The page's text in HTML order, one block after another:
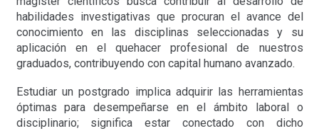
habilidades investigativas que procuran el avance del
conocimiento en las disciplinas seleccionadas y su
aplicación en el quehacer profesional de nuestros
graduados, contribuyendo con capital humano avanzado.
Estudiar un postgrado implica adquirir las herramientas
óptimas para desempeñarse en el ámbito laboral o
disciplinario; significa estar conectado con dicho